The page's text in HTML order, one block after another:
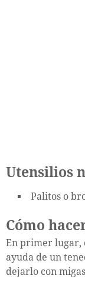
Utensilios
Palitos o
Cómo
En primer lugar,
ayuda de un
dejarlo con